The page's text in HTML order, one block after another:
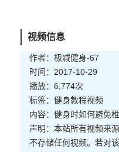
视频信息
作者：极减健身-67
时间：2017-10-29
播放：6,774次
标签： 健身教程视频
内容：健身时如何避免
声明：本站所有视频来
不存储任何视频。若对